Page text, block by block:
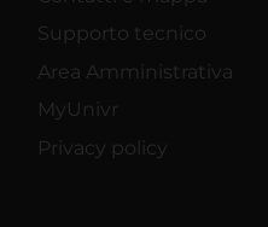
Supporto tecnico
Area Amministrativa
MyUnivr
Privacy policy